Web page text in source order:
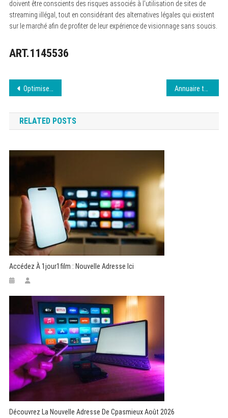
doivent être conscients des risques associés à l’utilisation de sites de
streaming illégal, tout en considérant des alternatives légales qui existent
sur le marché afin de profiter de leur expérience de visionnage sans soucis.
ART.1145536
Navigation
de
l’article
Optimiser son SEO : Stratégies efficaces
RELATED POSTS
Accédez À 1jour1film : Nouvelle Adresse Ici
Découvrez La Nouvelle Adresse De Cpasmieux Août 2026